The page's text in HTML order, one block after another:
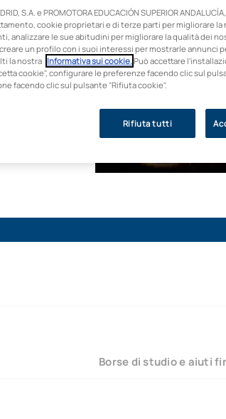
con un
al
Borse di studio e aiuti
S.A. e PROMOTORA EDUCACIÓN SUPERIOR
cookie proprietari e di terze parti per migliorare la
analizzare le sue abitudini per migliorare la qualità dei
un profilo con i suoi interessi per mostrarle annunci
la nostra Informativa sui cookie.Può accettare
cookie", configurare le preferenze facendo clic sul
facendo clic sul pulsante "Rifiuta cookie".
Rifiuta tutti